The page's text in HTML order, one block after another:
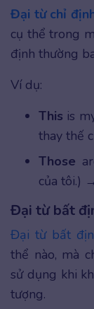
Đại từ chỉ
cụ thể trong
định thường
Ví dụ:
This is
thay thế
Those
của tôi.) →
Đại từ bất
Đại từ bất
thể nào, mà
sử dụng khi
tượng.